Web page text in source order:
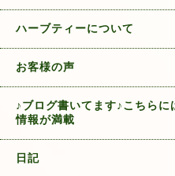
ハーブティーについて
お客様の声
♪ブログ書いてます♪こちら
情報が満載
日記